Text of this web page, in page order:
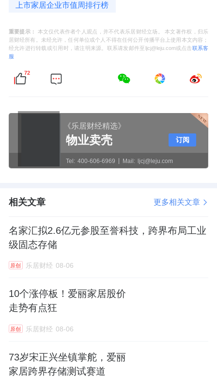
上市家居企业市值周排行榜
重要提示：
本文仅代表作者个人观点，并不代表乐居财经立场。 本文著作权，归乐
居财经所有。未经允许，任何单位或个人不得在任何公开传播平台上使用本文内容；
经允许进行转载或引用时，请注明来源。联系请发邮件至ljcj@leju.com或点击联系客
服
72
《乐居财经精选》
物业卖壳
Tel: 400-606-6969 Mail: ljcj@leju.com
订阅
相关文章 更多相关文章
名家汇拟2.6亿元参股至誉科技，跨界布局工业
级固态存储
原创 乐居财经 08-06
10个涨停板！爱丽家居股价
走势有点狂
原创 乐居财经 08-06
73岁宋正兴坐镇掌舵，爱丽
家居跨界存储测试赛道